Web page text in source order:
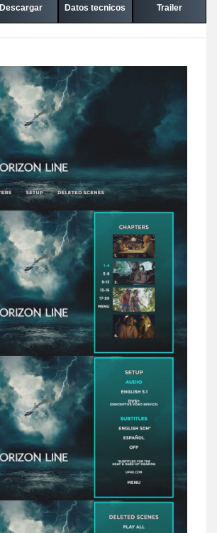
Descargar Datos tecnicos Trailer